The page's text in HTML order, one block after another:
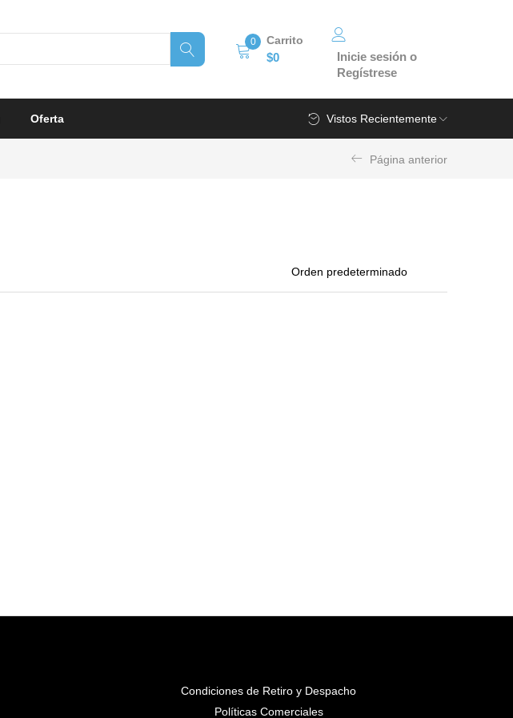
Inicie sesión o
Regístrese
0 Carrito
$0
Oferta Vistos Recientemente
Página anterior
Condiciones de Retiro y Despacho
Políticas Comerciales